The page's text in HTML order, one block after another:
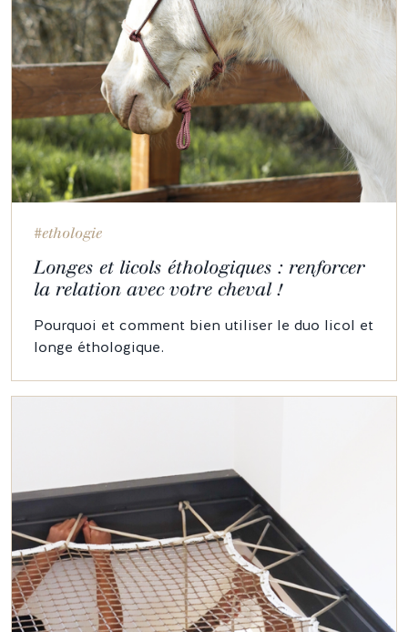
#ethologie
Longes et licols éthologiques : renforcer
la relation avec votre cheval !
Pourquoi et comment bien utiliser le duo licol et
longe éthologique.